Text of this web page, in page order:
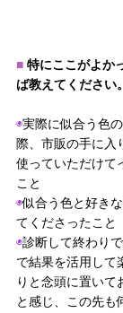
■ 特にここがよか
ば教えてください。
◉実際に似合う色
際、市販の手に入
使っていただけて
こと
◉似合う色と好き
てくださったこと
◉診断して終わり
で結果を活用して
りと念頭に置い
と感じ、この先も